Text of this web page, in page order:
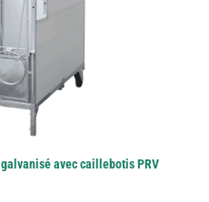
avec caillebotis PRV